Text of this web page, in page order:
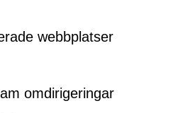
webbplatser
omdirigeringar